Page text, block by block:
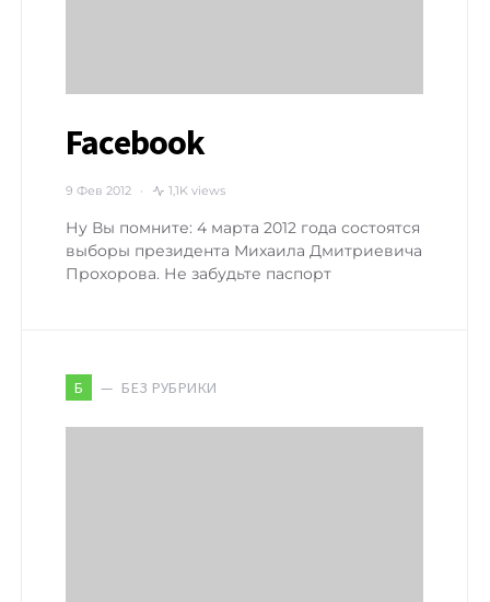
Facebook
9 Фев 2012 1,1K views
Ну Вы помните: 4 марта 2012 года состоятся
выборы президента Михаила Дмитриевича
Прохорова. Не забудьте паспорт
Б БЕЗ РУБРИКИ